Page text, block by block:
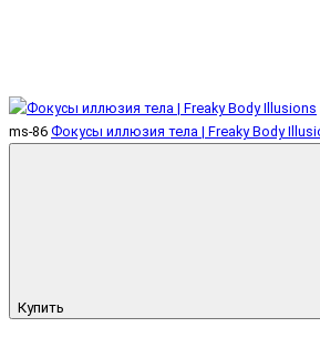
ms-86 Фокусы иллюзия тела | Freaky Body
Купить